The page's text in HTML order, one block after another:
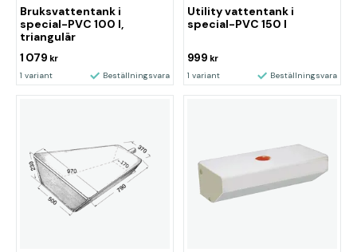
Bruksvattentank i
special-PVC 100 l,
triangulär
1 079 kr
1 variant Beställningsvara
Utility vattentank i
special-PVC 150 l
999 kr
1 variant Beställningsvara